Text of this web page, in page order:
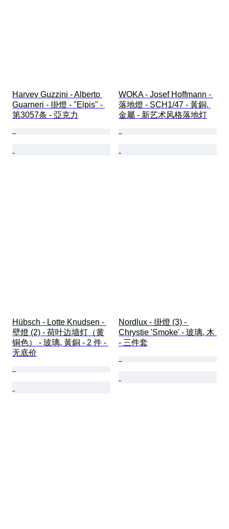
Harvey Guzzini - Alberto
Guarneri - 掛燈 - "Elpis" -
第3057条 - 亞克力
WOKA - Josef Hoffmann -
落地燈 - SCH1/47 - 黃銅,
金屬 - 新艺术风格落地灯
Hübsch - Lotte Knudsen -
壁燈 (2) - 荷叶边墙灯（黄
铜色） - 玻璃, 黃銅 - 2 件 -
无底价
Nordlux - 掛燈 (3) -
Chrystie 'Smoke' - 玻璃, 木
- 三件套